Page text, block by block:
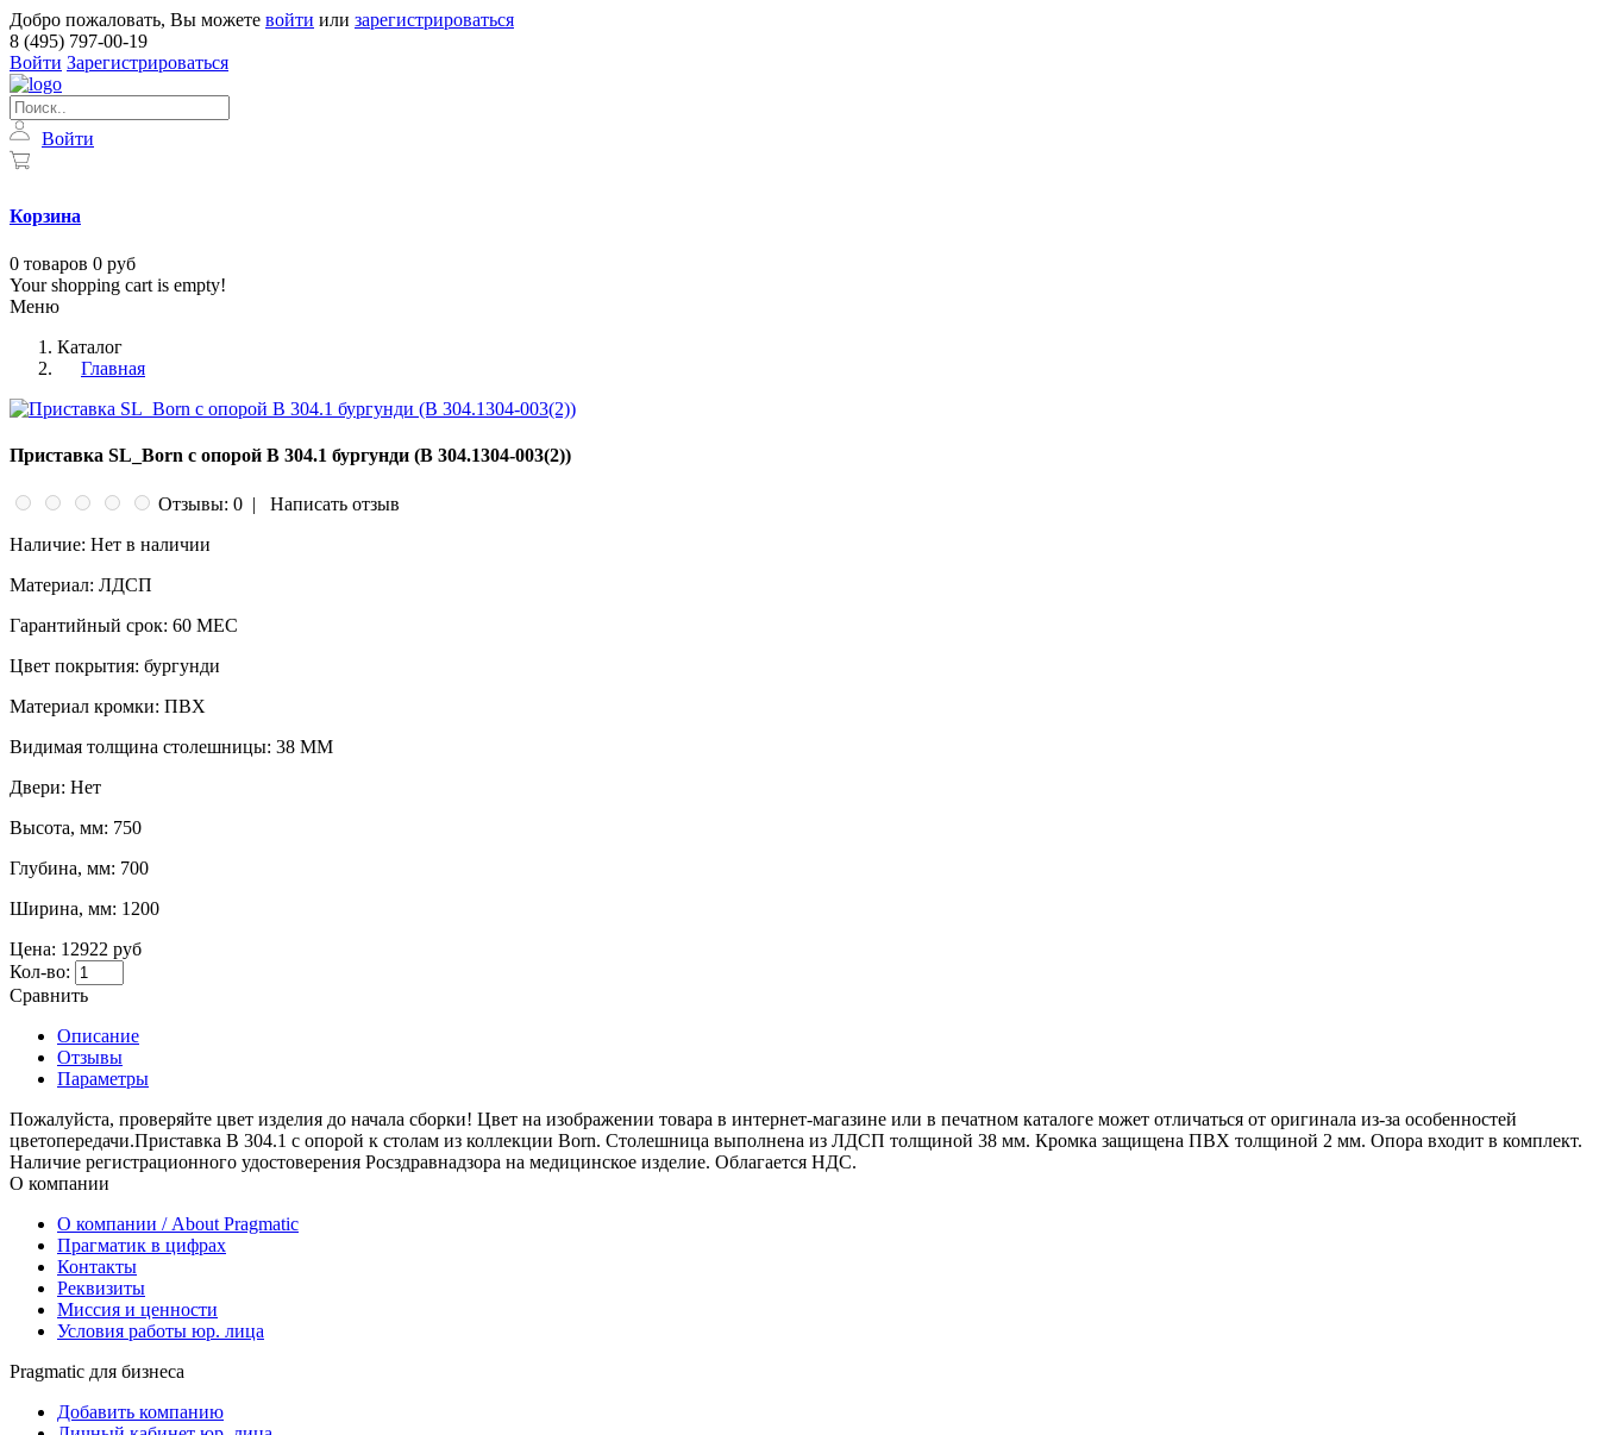
Добро пожаловать, Вы можете войти или зарегистрироваться
8 (495) 797-00-19
Войти Зарегистрироваться
Войти
Корзина
0 товаров 0 руб
Your shopping cart is empty!
Меню
Каталог
Главная
Приставка SL_Born с опорой B 304.1 бургунди (B 304.1304-003(2))
Отзывы: 0 |
Написать отзыв
Наличие: Нет в наличии
Материал: ЛДСП
Гарантийный срок: 60 МЕС
Цвет покрытия: бургунди
Материал кромки: ПВХ
Видимая толщина столешницы: 38 ММ
Двери: Нет
Высота, мм: 750
Глубина, мм: 700
Ширина, мм: 1200
Цена: 12922 руб
Кол-во:
Сравнить
Описание
Отзывы
Параметры
Пожалуйста, проверяйте цвет изделия до начала сборки! Цвет на изображении товара в интернет-магазине или в печатном каталоге может отличаться от оригинала из-за особенностей
цветопередачи.Приставка B 304.1 с опорой к столам из коллекции Born. Столешница выполнена из ЛДСП толщиной 38 мм. Кромка защищена ПВХ толщиной 2 мм. Опора входит в комплект.
Наличие регистрационного удостоверения Росздравнадзора на медицинское изделие. Облагается НДС.
О компании
О компании / About Pragmatic
Прагматик в цифрах
Контакты
Реквизиты
Миссия и ценности
Условия работы юр. лица
Pragmatic для бизнеса
Добавить компанию